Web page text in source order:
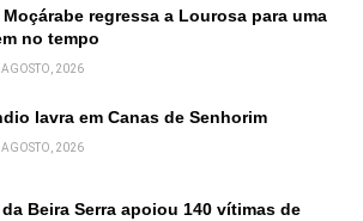
Moçárabe regressa a Lourosa para uma
no tempo
AGOSTO, 2026
lavra em Canas de Senhorim
AGOSTO, 2026
da Beira Serra apoiou 140 vítimas de